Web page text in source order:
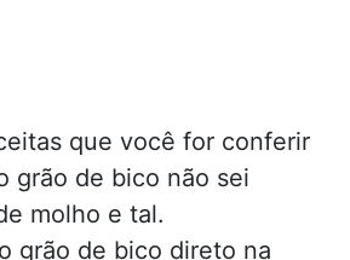
que você for conferir
grão de bico não sei
molho e tal.
grão de bico direto na